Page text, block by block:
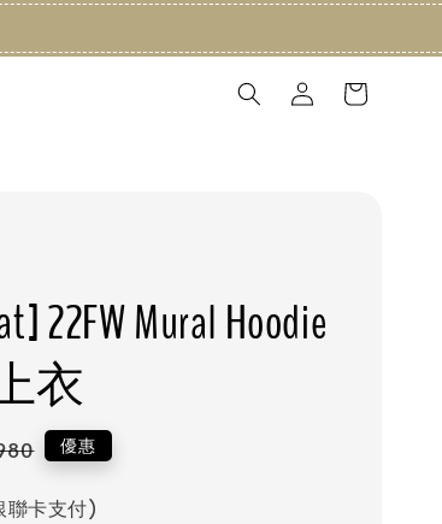
22FW Mural Hoodie
衣
優惠
聯卡支付)